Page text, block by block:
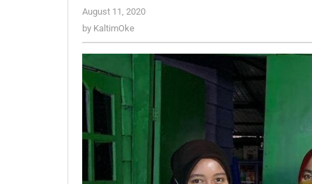
August 11, 2020
by KaltimOke